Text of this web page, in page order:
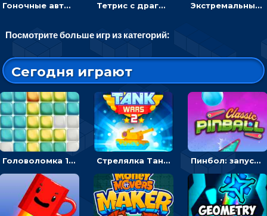
Гоночные авто в пазлах: разбей картинку и собери снова Тетрис с драгоценными камнями: расставляй блоки, чтобы получить линию - головоломка Экстремальные пазлы с квадроциклами: собирать крутые тачки
Посмотрите больше игр из категорий:
Сегодня играют
Головоломка 10х10 Стрелялка Танковые войны: бить по танку врага, чтобы уничтожить зло Пинбол: запускать шарик, чтобы выбивать очки